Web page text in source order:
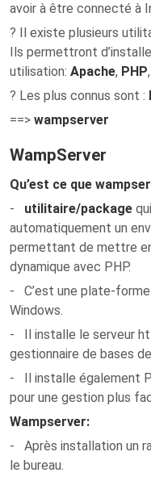
avoir à être connecté à
? Il existe plusieurs
Ils permettront
utilisation: Apache, PHP,
? Les plus connus sont :
==> wampserver
WampServer
Qu’est ce que
- utilitaire/package
automatiquement un
permettant de mettre
dynamique avec PHP.
- C’est une plate-
Windows.
- Il installe le serveur
gestionnaire de bases
- Il installe également
pour une gestion plus
Wampserver:
- Après installation un
le bureau.